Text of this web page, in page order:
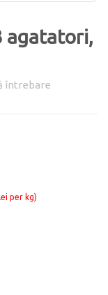
agatatori,
întrebare
per kg)